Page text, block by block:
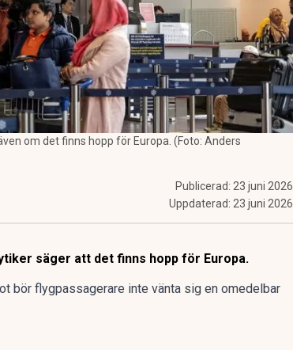
om det finns hopp för Europa. (Foto: Anders
Publicerad: 23 juni 2026
Uppdaterad: 23 juni 2026
säger att det finns hopp för Europa.
bör flygpassagerare inte vänta sig en omedelbar